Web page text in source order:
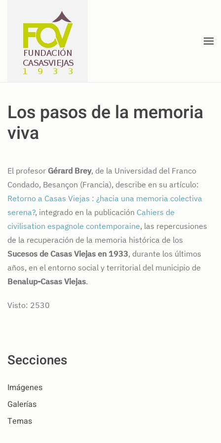
Skip to main content
Los pasos de la memoria
viva
El profesor Gérard Brey, de la Universidad del Franco
Condado, Besançon (Francia), describe en su artículo:
Retorno a Casas Viejas : ¿hacia una memoria colectiva
serena?, integrado en la publicación Cahiers de
civilisation espagnole contemporaine, las repercusiones
de la recuperación de la memoria histórica de los
Sucesos de Casas Viejas en 1933, durante los últimos
años, en el entorno social y territorial del municipio de
Benalup-Casas Viejas.
Visto: 2530
Secciones
Imágenes
Galerías
Temas